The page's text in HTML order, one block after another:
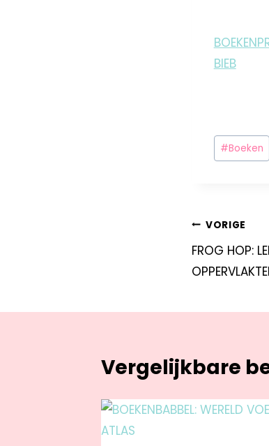
BIEB
#Boeken
VORIGE
FROG HOP:
Vergelijkbare